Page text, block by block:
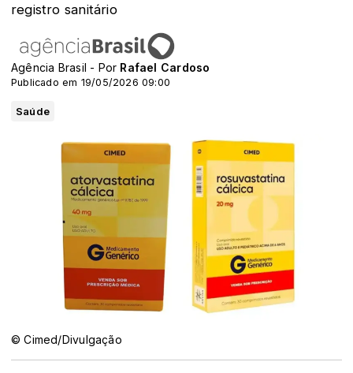
registro sanitário
Agência Brasil - Por Rafael Cardoso
Publicado em 19/05/2026 09:00
Saúde
© Cimed/Divulgação